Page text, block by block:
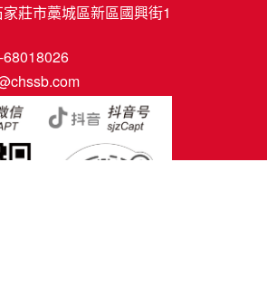
莊市藁城區新區國興街1